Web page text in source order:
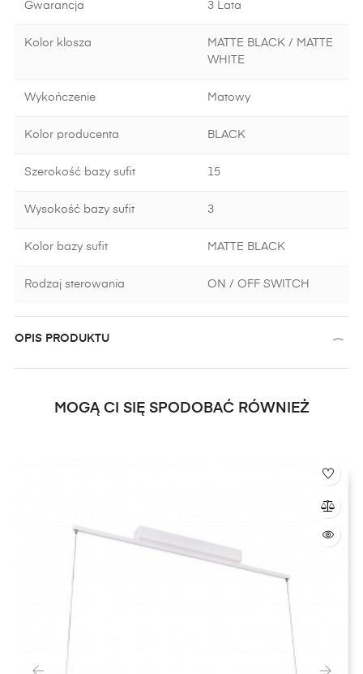
Gwarancja 3 Lata
Kolor klosza
MATTE BLACK / MATTE
WHITE
Wykończenie Matowy
Kolor producenta BLACK
Szerokość bazy sufit 15
Wysokość bazy sufit 3
Kolor bazy sufit MATTE BLACK
Rodzaj sterowania ON / OFF SWITCH
OPIS PRODUKTU
MOGĄ CI SIĘ SPODOBAĆ RÓWNIEŻ